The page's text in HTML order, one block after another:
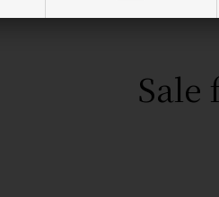
Sale